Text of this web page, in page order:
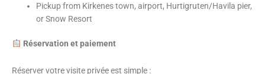
Pickup from Kirkenes town, airport, Hurtigruten/Havila pier,
or Snow Resort
Réservation et paiement
Réserver votre visite privée est simple :